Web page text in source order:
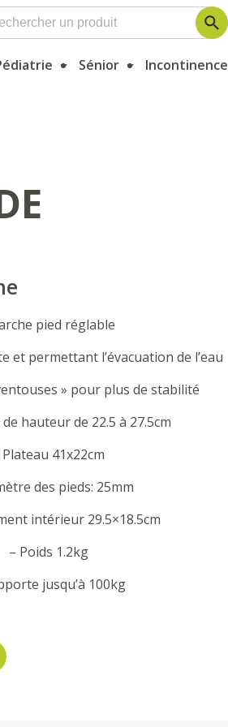
Sénior Incontinence
pied réglable
et permettant l’évacuation de l’eau
» pour plus de stabilité
hauteur de 22.5 à 27.5cm
Plateau 41x22cm
des pieds: 25mm
intérieur 29.5×18.5cm
– Poids 1.2kg
jusqu’à 100kg